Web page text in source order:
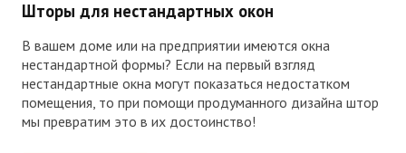
Шторы для нестандартных окон
В вашем доме или на предприятии имеются окна
нестандартной формы? Если на первый взгляд
нестандартные окна могут показаться недостатком
помещения, то при помощи продуманного дизайна штор
мы превратим это в их достоинство!